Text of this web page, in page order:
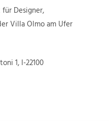
Designer,
Villa Olmo am Ufer
1, I-22100